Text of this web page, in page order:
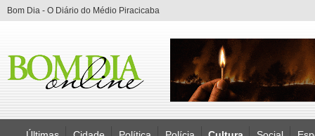
Bom Dia - O Diário do Médio Piracicaba